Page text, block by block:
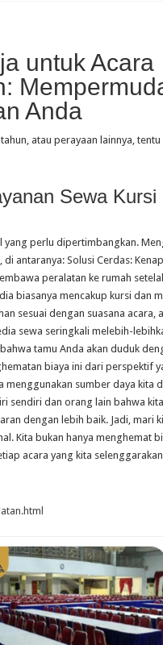
untuk Acara
Anda
atau perayaan lainnya, tentu
Sewa Kursi
yang perlu dipertimbangkan.
antaranya: Solusi Cerdas:
peralatan ke rumah
biasanya mencakup kursi dan
sesuai dengan suasana acara,
sewa seringkali melebih-
tamu Anda akan duduk
biaya ini dari perspektif
menggunakan sumber daya kita
sendiri dan orang lain bahwa
dengan lebih baik. Jadi, mari
Kita bukan hanya menghemat
acara yang kita